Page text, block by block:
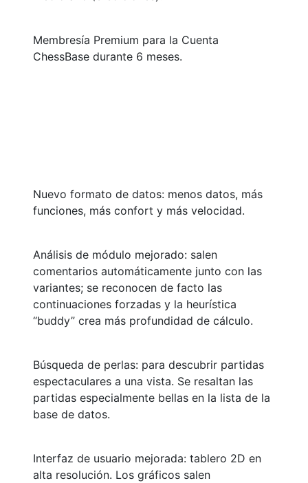
Membresía Premium para la Cuenta
ChessBase durante 6 meses.
Nuevo formato de datos: menos datos, más
funciones, más confort y más velocidad.
Análisis de módulo mejorado: salen
comentarios automáticamente junto con las
variantes; se reconocen de facto las
continuaciones forzadas y la heurística
“buddy” crea más profundidad de cálculo.
Búsqueda de perlas: para descubrir partidas
espectaculares a una vista. Se resaltan las
partidas especialmente bellas en la lista de la
base de datos.
Interfaz de usuario mejorada: tablero 2D en
alta resolución. Los gráficos salen